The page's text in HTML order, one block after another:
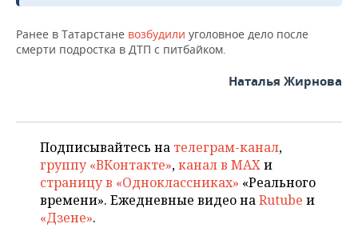
Ранее в Татарстане возбудили уголовное дело после
смерти подростка в ДТП с питбайком.
Наталья Жирнова
Подписывайтесь на телеграм-канал,
группу «ВКонтакте»,канал в MAXи
страницу в «Одноклассниках» «Реального
времени». Ежедневные видео наRutube и
«Дзене».